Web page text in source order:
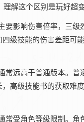
解这个区别是玩好超
影响伤害倍率，三
级技能的伤害差距可
远高于普通版本。
高级技能书的获取难
受角色等级限制。